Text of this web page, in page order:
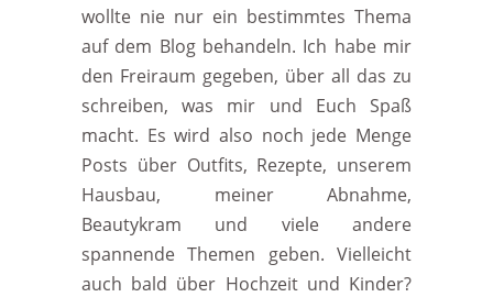
wollte nie nur ein bestimmtes Thema
auf dem Blog behandeln. Ich habe mir
den Freiraum gegeben, über all das zu
schreiben, was mir und Euch Spaß
macht. Es wird also noch jede Menge
Posts über Outfits, Rezepte, unserem
Hausbau, meiner Abnahme,
Beautykram und viele andere
spannende Themen geben. Vielleicht
auch bald über Hochzeit und Kinder?